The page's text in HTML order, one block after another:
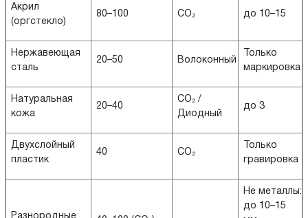
Акрил
(оргстекло)
80–100 CO₂ до 10–15
Нержавеющая
сталь
20–50 Волоконный
Только
маркировка
Натуральная
кожа
20–40
CO₂ /
Диодный
до 3
Двухслойный
пластик
40 CO₂
Только
гравировка
Не металлы:
до 10–15